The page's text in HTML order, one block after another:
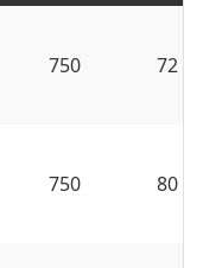
750 72 / 78
750 80 / 86